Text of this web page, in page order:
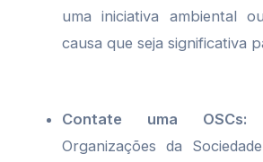
uma iniciativa ambiental
causa que seja significativa
Contate uma OSCs:
Organizações da